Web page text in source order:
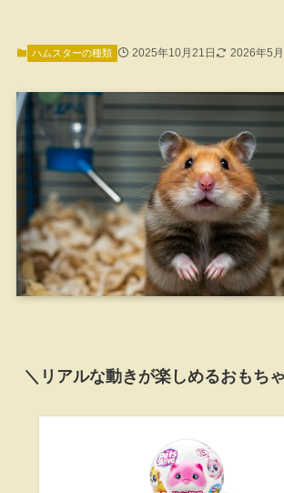
ハムスターの種類 2025年10月21日 2026年5月
＼リアルな動きが楽しめるおもち